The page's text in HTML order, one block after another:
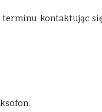
kontaktując